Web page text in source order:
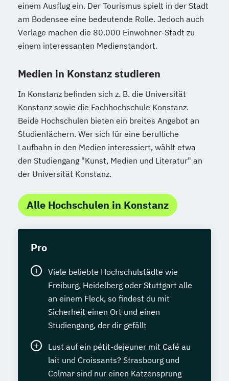
einem Ausflug ein. Der Tourismus spielt in der Stadt
am Bodensee eine bedeutende Rolle. Jedoch auch
Verlage machen die 80.000 Einwohner-Stadt zu
einem interessanten Medienstandort.
Medien in Konstanz studieren
In Konstanz befinden sich z. B. die Universität
Konstanz sowie die Fachhochschule Konstanz.
Beide Hochschulen bieten ein breites Angebot an
Studienfächern. Wer sich für eine berufliche
Laufbahn in den Medien interessiert, wählt etwa
den Studiengang "Kunst, Medien und Literatur" an
der Universität Konstanz.
Alle Hochschulen in Konstanz
Pro
Viele beliebte Hochschulstädte wie
Freiburg, Heidelberg oder Stuttgart alle
an einem Fleck, so findest du mit
Sicherheit einen Ort und einen
Studiengang, der dir gefällt
Lust auf ein pétit-dejeuner mit Café au
lait und Croissants? Strasbourg und
Colmar sind nur einen Katzensprung